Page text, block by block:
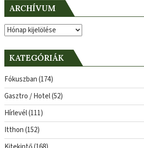
ARCHÍVUM
Archívum
KATEGÓRIÁK
Fókuszban(174)
Gasztro / Hotel(52)
Hírlevél(111)
Itthon(152)